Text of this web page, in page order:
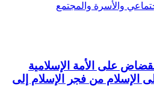
على الأمة الإسلامية
من فجر الإسلام إلى